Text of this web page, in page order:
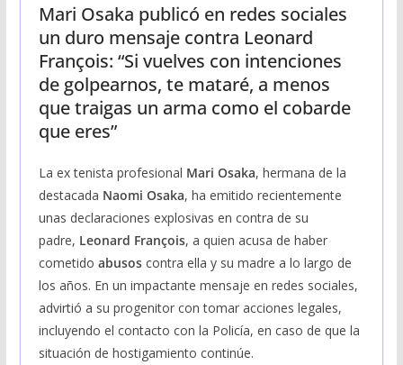
Mari Osaka publicó en redes sociales
un duro mensaje contra Leonard
François: “Si vuelves con intenciones
de golpearnos, te mataré, a menos
que traigas un arma como el cobarde
que eres”
La ex tenista profesional Mari Osaka, hermana de la
destacada Naomi Osaka, ha emitido recientemente
unas declaraciones explosivas en contra de su
padre, Leonard François, a quien acusa de haber
cometido abusoscontra ella y su madre a lo largo de
los años. En un impactante mensaje en redes sociales,
advirtió a su progenitor con tomar acciones legales,
incluyendo el contacto con la Policía, en caso de que la
situación de hostigamiento continúe.